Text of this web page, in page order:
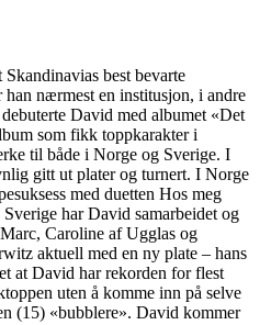
best bevarte
nærmest en institusjon, i andre
David med albumet «Det
som fikk toppkarakter i
til både i Norge og Sverige. I
gitt ut plater og turnert. I Norge
med duetten Hos meg
har David samarbeidet og
Caroline af Ugglas og
aktuell med en ny plate – hans
at David har rekorden for flest
uten å komme inn på selve
(15) «bubblere». David kommer